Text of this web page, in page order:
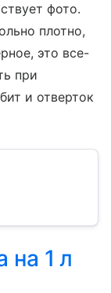
фото.
плотно,
это все-
при
и отверток
на 1 л